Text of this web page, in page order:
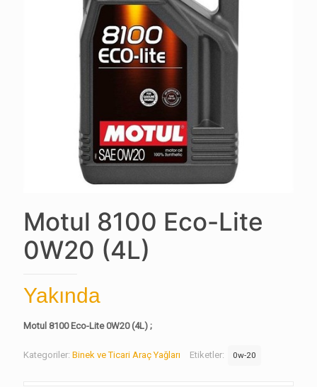
Motul 8100 Eco-Lite
0W20 (4L)
Yakında
Motul 8100 Eco-Lite 0W20 (4L) ;
Kategoriler: Binek ve Ticari Araç Yağları Etiketler: 0w-20